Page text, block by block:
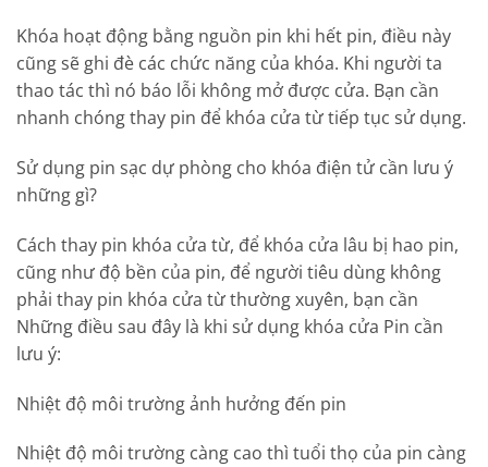
Khóa hoạt động bằng nguồn pin khi hết pin, điều này
cũng sẽ ghi đè các chức năng của khóa. Khi người ta
thao tác thì nó báo lỗi không mở được cửa. Bạn cần
nhanh chóng thay pin để khóa cửa từ tiếp tục sử dụng.
Sử dụng pin sạc dự phòng cho khóa điện tử cần lưu ý
những gì?
Cách thay pin khóa cửa từ, để khóa cửa lâu bị hao pin,
cũng như độ bền của pin, để người tiêu dùng không
phải thay pin khóa cửa từ thường xuyên, bạn cần
Những điều sau đây là khi sử dụng khóa cửa Pin cần
lưu ý:
Nhiệt độ môi trường ảnh hưởng đến pin
Nhiệt độ môi trường càng cao thì tuổi thọ của pin càng